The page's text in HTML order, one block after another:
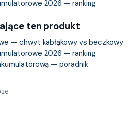
2026 — ranking
ten produkt
— chwyt kabłąkowy vs beczkowy
2026 — ranking
— poradnik